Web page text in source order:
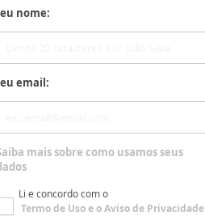
nome:
email:
mais sobre como usamos seus
Li e concordo com o
Termo de Usoe oAviso de Privacidade